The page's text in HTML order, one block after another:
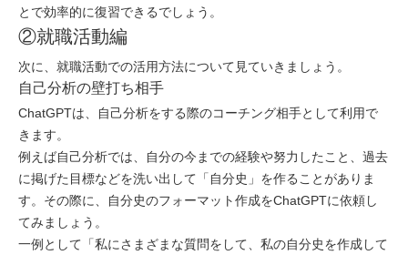
とで効率的に復習できるでしょう。
②就職活動編
次に、就職活動での活用方法について見ていきましょう。
自己分析の壁打ち相手
ChatGPTは、自己分析をする際のコーチング相手として利用で
きます。
例えば自己分析では、自分の今までの経験や努力したこと、過去
に掲げた目標などを洗い出して「自分史」を作ることがありま
す。その際に、自分史のフォーマット作成をChatGPTに依頼し
てみましょう。
一例として「私にさまざまな質問をして、私の自分史を作成して